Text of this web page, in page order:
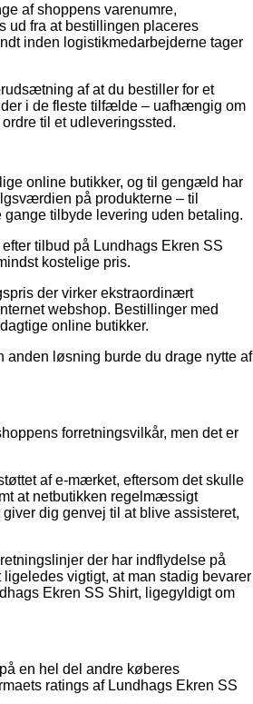
af shoppens varenumre,
ud fra at bestillingen placeres
inden logistikmedarbejderne tager
af at du bestiller for et
i de fleste tilfælde – uafhængig om
til et udleveringssted.
online butikker, og til gengæld har
på produkterne – til
tilbyde levering uden betaling.
tilbud på Lundhags Ekren SS
kostelige pris.
der virker ekstraordinært
webshop. Bestillinger med
online butikker.
anden løsning burde du drage nytte af
forretningsvilkår, men det er
af e-mærket, eftersom det skulle
at netbutikken regelmæssigt
dig genvej til at blive assisteret,
der har indflydelse på
vigtigt, at man stadig bevarer
Ekren SS Shirt, ligegyldigt om
en hel del andre køberes
ratings af Lundhags Ekren SS